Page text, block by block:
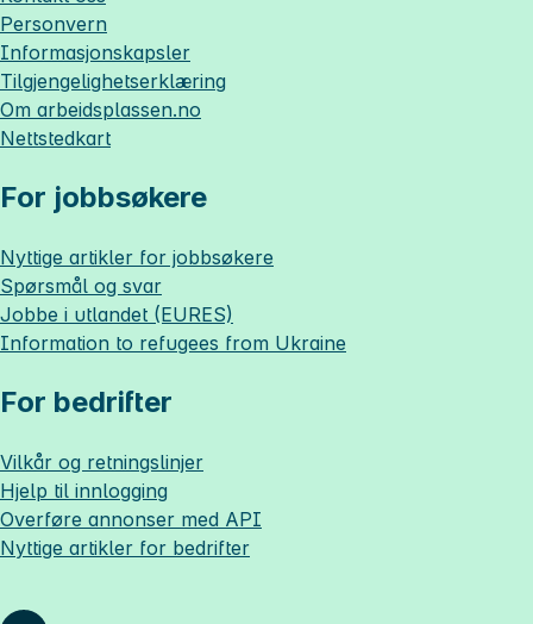
Personvern
Informasjonskapsler
Tilgjengelighetserklæring
Om arbeidsplassen.no
Nettstedkart
For jobbsøkere
Nyttige artikler for jobbsøkere
Spørsmål og svar
Jobbe i utlandet (EURES)
Information to refugees from Ukraine
For bedrifter
Vilkår og retningslinjer
Hjelp til innlogging
Overføre annonser med API
Nyttige artikler for bedrifter